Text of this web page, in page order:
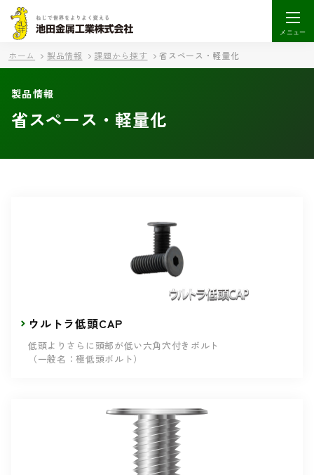
メニュー
ホーム 製品情報 課題から探す 省スペース・軽量化
製品情報
省スペース・軽量化
ウルトラ低頭CAP
低頭よりさらに頭部が低い六角穴付きボルト
（一般名：極低頭ボルト）